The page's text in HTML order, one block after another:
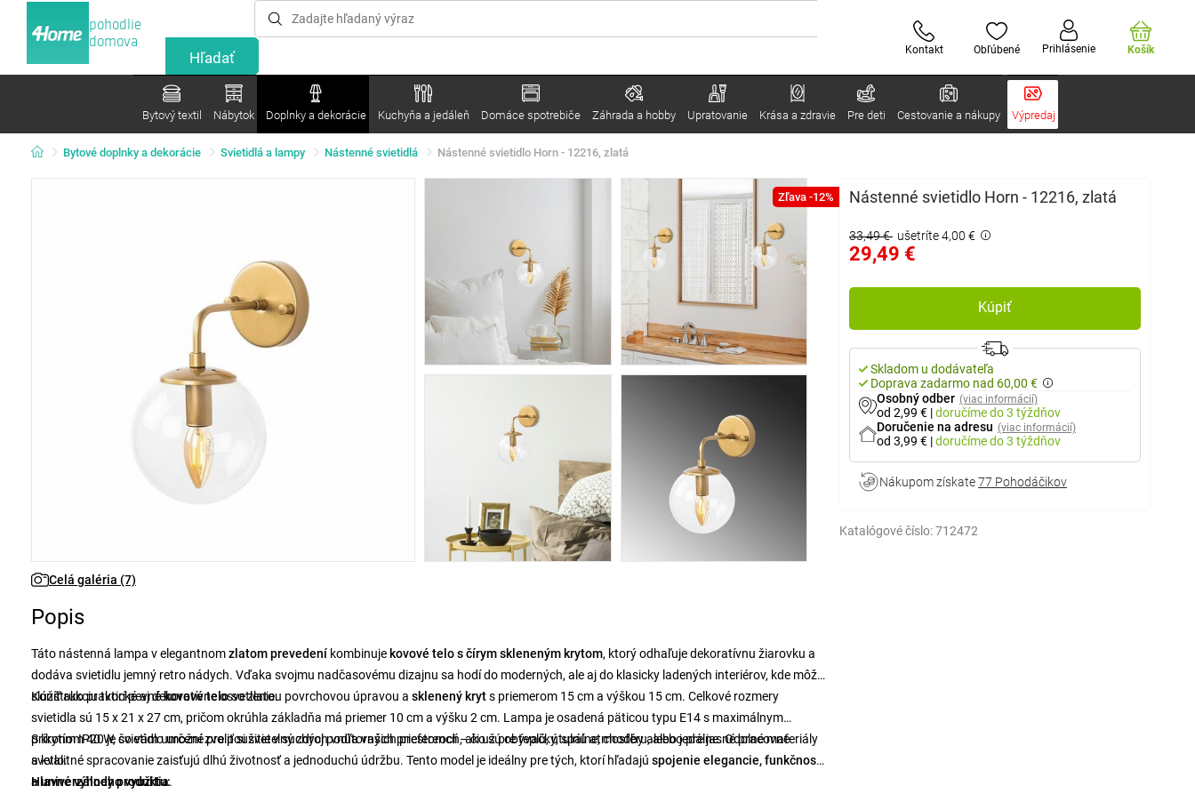
pohodlie
domova
Kontakt Obľúbené Prihlásenie Košík
Bytový textil Nábytok Doplnky a dekorácie Kuchyňa a jedáleň Domáce spotrebiče Záhrada a hobby Upratovanie Krása a zdravie Pre deti Cestovanie a nákupy Výpredaj
Bytové doplnky a dekorácie Svietidlá a lampy Nástenné svietidlá Nástenné svietidlo Horn - 12216, zlatá
Zľava -12%
Celá galéria (7)
Nástenné svietidlo Horn - 12216, zlatá
33,49 € ušetríte 4,00 €
29,49 €
Kúpiť
Skladom u dodávateľa
Doprava zadarmo nad 60,00 €
Osobný odber (viac informácií)
od 2,99 € |doručímedo 3 týždňov
Doručenie na adresu (viac informácií)
od 3,99 € |doručímedo 3 týždňov
Nákupom získate77 Pohodáčikov
Katalógové číslo:712472
Popis
Táto nástenná lampa v elegantnomzlatom prevedení kombinuje kovové telo s čírym skleneným krytom, ktorý odhaľuje dekoratívnu žiarovku a
dodáva svietidlu jemný retro nádych. Vďaka svojmu nadčasovému dizajnu sa hodí do moderných, ale aj do klasicky ladených interiérov, kde môže
slúžiť ako praktické aj dekoratívne osvetlenie.
Konštrukciu tvorí pevnékovové teloso zlatou povrchovou úpravou a sklenený kryts priemerom 15 cm a výškou 15 cm. Celkové rozmery
svietidla sú 15 x 21 x 27 cm, pričom okrúhla základňa má priemer 10 cm a výšku 2 cm. Lampa je osadená päticou typu E14 s maximálnym
príkonom 40 W, čo vám umožní zvoliť si svetelný zdroj podľa vašich preferencií – či už pre teplú, útulnú atmosféru, alebo pre jasné pracovné
svetlo.
S krytím IP20 je svietidlo určené pre použitie v suchých vnútorných priestoroch, ako sú obývačky, spálne, chodby alebo jedálne. Odolné materiály
a kvalitné spracovanie zaisťujú dlhú životnosť a jednoduchú údržbu. Tento model je ideálny pre tých, ktorí hľadajú spojenie elegancie, funkčnosti
a univerzálneho využitia.
Hlavné výhody produktu: